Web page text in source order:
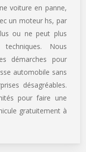
voiture en panne,
un moteur hs, par
ou ne peut plus
Nous
démarches pour
automobile sans
désagréables.
pour faire une
gratuitement à